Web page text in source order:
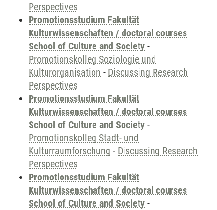
Perspectives
Promotionsstudium Fakultät
Kulturwissenschaften / doctoral courses
School of Culture and Society -
Promotionskolleg Soziologie und
Kulturorganisation - Discussing Research
Perspectives
Promotionsstudium Fakultät
Kulturwissenschaften / doctoral courses
School of Culture and Society -
Promotionskolleg Stadt- und
Kulturraumforschung - Discussing Research
Perspectives
Promotionsstudium Fakultät
Kulturwissenschaften / doctoral courses
School of Culture and Society -